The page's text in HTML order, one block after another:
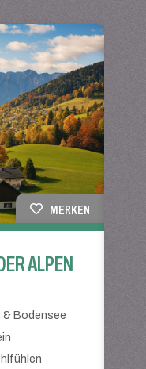
MERKEN
ALPEN
Bodensee